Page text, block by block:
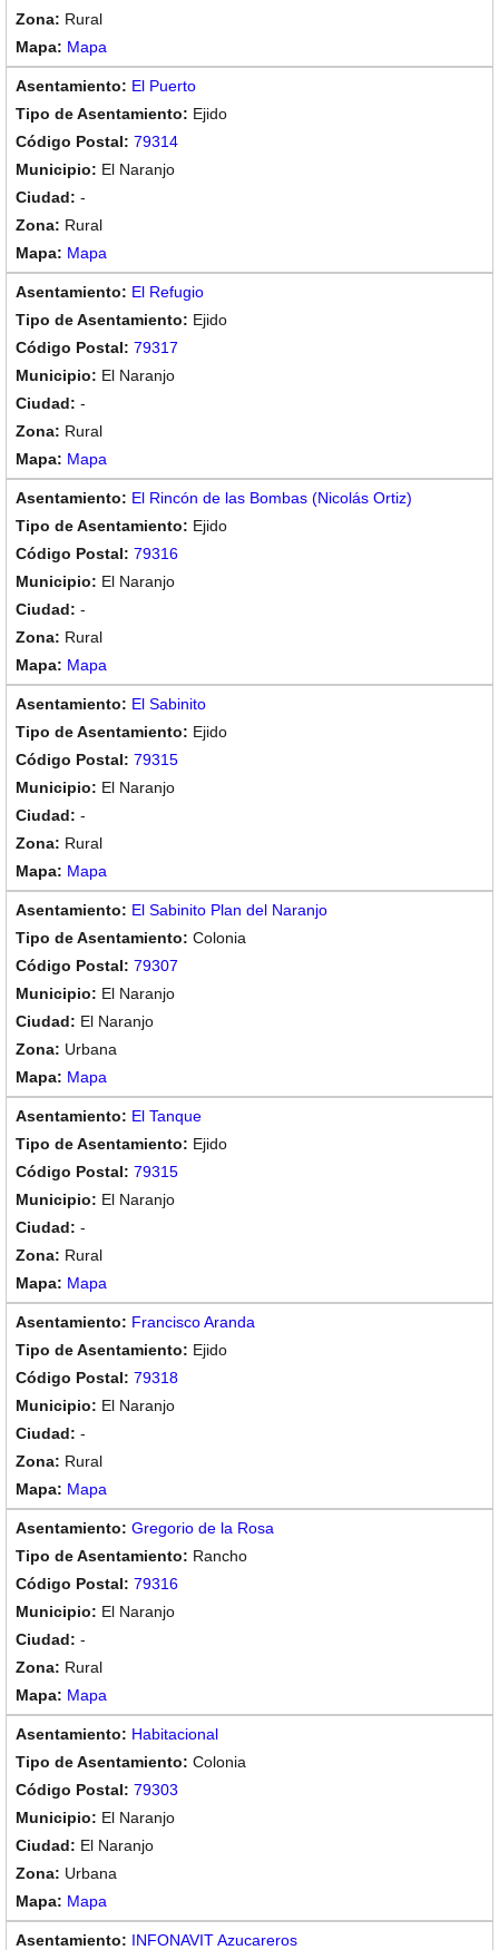
Rural
Mapa
El Puerto
Ejido
79314
El Naranjo
-
Rural
Mapa
El Refugio
Ejido
79317
El Naranjo
-
Rural
Mapa
El Rincón de las Bombas (Nicolás Ortiz)
Ejido
79316
El Naranjo
-
Rural
Mapa
El Sabinito
Ejido
79315
El Naranjo
-
Rural
Mapa
El Sabinito Plan del Naranjo
Colonia
79307
El Naranjo
El Naranjo
Urbana
Mapa
El Tanque
Ejido
79315
El Naranjo
-
Rural
Mapa
Francisco Aranda
Ejido
79318
El Naranjo
-
Rural
Mapa
Gregorio de la Rosa
Rancho
79316
El Naranjo
-
Rural
Mapa
Habitacional
Colonia
79303
El Naranjo
El Naranjo
Urbana
Mapa
INFONAVIT Azucareros